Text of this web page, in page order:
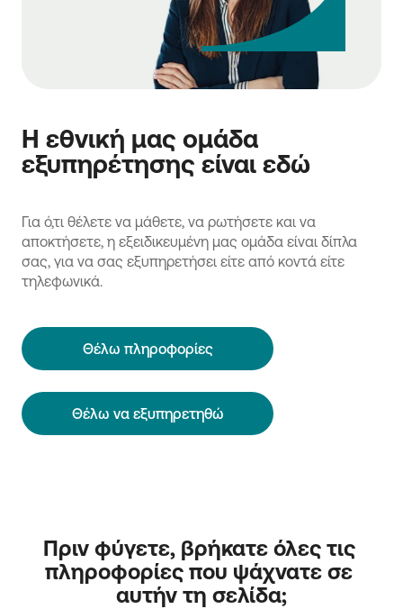
Η εθνική μας ομάδα
εξυπηρέτησης είναι εδώ
Για ό,τι θέλετε να μάθετε, να ρωτήσετε και να
αποκτήσετε, η εξειδικευμένη μας ομάδα είναι δίπλα
σας, για να σας εξυπηρετήσει είτε από κοντά είτε
τηλεφωνικά.
Θέλω πληροφορίες
Θέλω να εξυπηρετηθώ
Πριν φύγετε, βρήκατε όλες τις
πληροφορίες που ψάχνατε σε
αυτήν τη σελίδα;